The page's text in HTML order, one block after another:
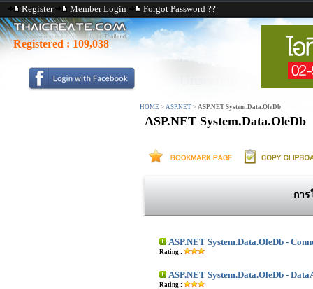
Register Member Login Forgot Password ??
Registered : 109,038
HOME > ASP.NET > ASP.NET System.Data.OleDb
ASP.NET System.Data.OleDb
การ
ASP.NET System.Data.OleDb -
Rating :
ASP.NET System.Data.OleDb -
Rating :